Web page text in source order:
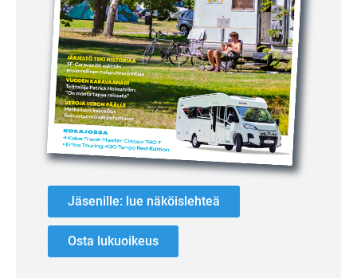
Jäsenille: lue näköislehteä
Osta lukuoikeus